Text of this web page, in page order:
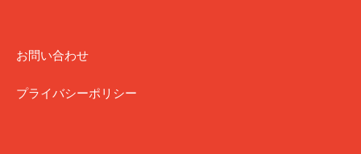
お問い合わせ
プライバシーポリシー